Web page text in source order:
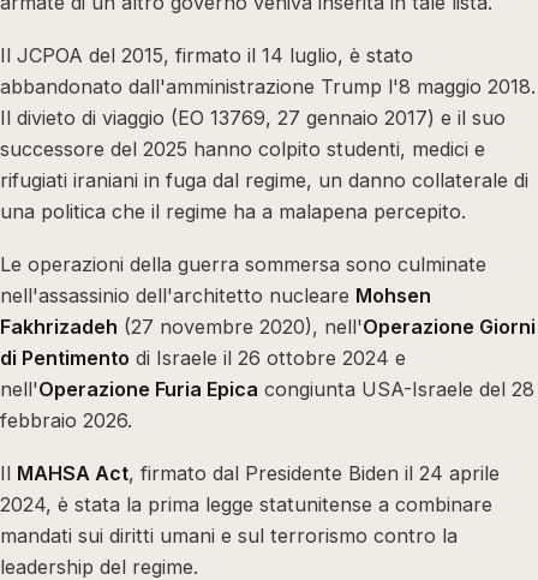
Il JCPOA del 2015, firmato il 14 luglio, è stato
abbandonato dall'amministrazione Trump l'8 maggio 2018.
Il divieto di viaggio (EO 13769, 27 gennaio 2017) e il suo
successore del 2025 hanno colpito studenti, medici e
rifugiati iraniani in fuga dal regime, un danno collaterale di
una politica che il regime ha a malapena percepito.
Le operazioni della guerra sommersa sono culminate
nell'assassinio dell'architetto nucleare Mohsen
Fakhrizadeh (27 novembre 2020), nell'Operazione Giorni
di Pentimento di Israele il 26 ottobre 2024 e
nell'Operazione Furia Epica congiunta USA-Israele del 28
febbraio 2026.
Il MAHSA Act, firmato dal Presidente Biden il 24 aprile
2024, è stata la prima legge statunitense a combinare
mandati sui diritti umani e sul terrorismo contro la
leadership del regime.